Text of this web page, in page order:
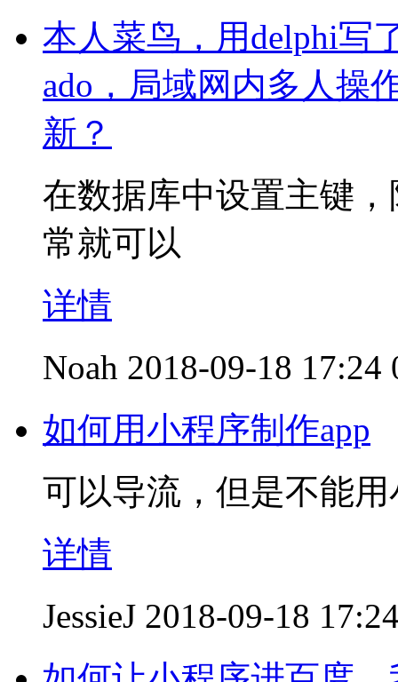
本人菜鸟，用delphi写
ado，局域网内多人操
新？
在数据库中设置主键
常就可以
详情
Noah 2018-09-18 17:24
如何用小程序制作app
可以导流，但是不能
详情
JessieJ 2018-09-18